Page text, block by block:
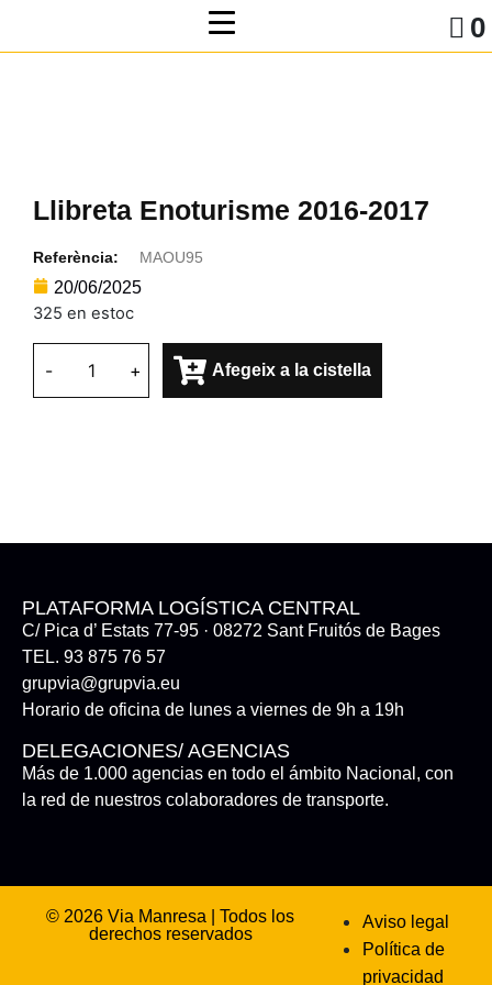
0
Llibreta Enoturisme 2016-2017
Referència: MAOU95
20/06/2025
325 en estoc
- + Afegeix a la cistella
PLATAFORMA LOGÍSTICA CENTRAL
C/ Pica d’ Estats 77-95 · 08272 Sant Fruitós de Bages
TEL. 93 875 76 57
grupvia@grupvia.eu
Horario de oficina de lunes a viernes de 9h a 19h
DELEGACIONES/ AGENCIAS
Más de 1.000 agencias en todo el ámbito Nacional, con
la red de nuestros colaboradores de transporte.
© 2026 Via Manresa | Todos los
derechos reservados
Aviso legal
Política de
privacidad